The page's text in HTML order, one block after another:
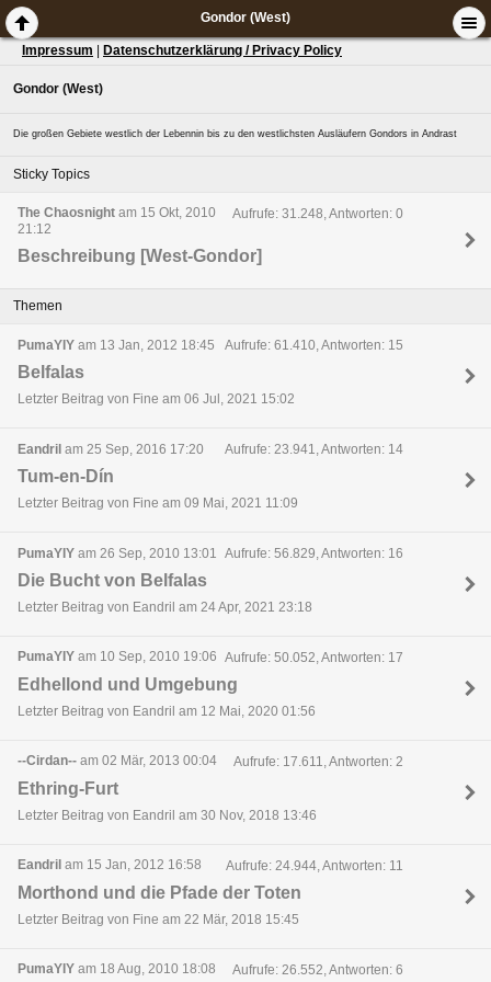
Gondor (West)
Impressum Datenschutzerklärung / Privacy Policy
Gondor (West)
Die großen Gebiete westlich der Lebennin bis zu den westlichsten Ausläufern Gondors in Andrast
Sticky Topics
The Chaosnight am 15 Okt, 2010
21:12
Aufrufe: 31.248, Antworten: 0
Beschreibung [West-Gondor]
Themen
PumaYIY am 13 Jan, 2012 18:45 Aufrufe: 61.410, Antworten: 15
Belfalas
Letzter Beitrag von Fine am 06 Jul, 2021 15:02
Eandril am 25 Sep, 2016 17:20 Aufrufe: 23.941, Antworten: 14
Tum-en-Dín
Letzter Beitrag von Fine am 09 Mai, 2021 11:09
PumaYIY am 26 Sep, 2010 13:01 Aufrufe: 56.829, Antworten: 16
Die Bucht von Belfalas
Letzter Beitrag von Eandril am 24 Apr, 2021 23:18
PumaYIY am 10 Sep, 2010 19:06 Aufrufe: 50.052, Antworten: 17
Edhellond und Umgebung
Letzter Beitrag von Eandril am 12 Mai, 2020 01:56
--Cirdan-- am 02 Mär, 2013 00:04 Aufrufe: 17.611, Antworten: 2
Ethring-Furt
Letzter Beitrag von Eandril am 30 Nov, 2018 13:46
Eandril am 15 Jan, 2012 16:58 Aufrufe: 24.944, Antworten: 11
Morthond und die Pfade der Toten
Letzter Beitrag von Fine am 22 Mär, 2018 15:45
PumaYIY am 18 Aug, 2010 18:08 Aufrufe: 26.552, Antworten: 6